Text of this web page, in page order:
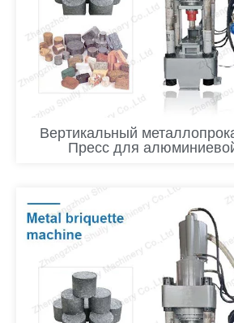
Вертикальный
Пресс для